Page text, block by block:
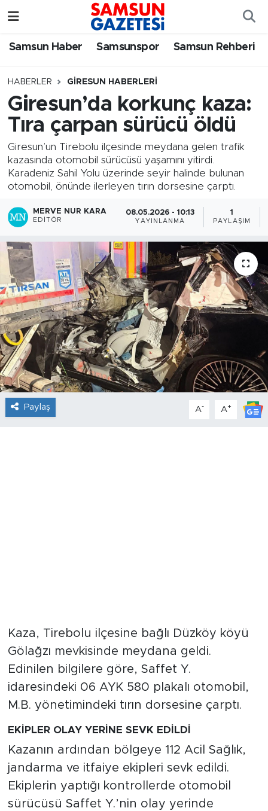
Samsun Haber Samsunspor Samsun Rehberi
HABERLER GIRESUN HABERLERI
Giresun’da korkunç kaza:
Tıra çarpan sürücü öldü
Giresun’un Tirebolu ilçesinde meydana gelen trafik
kazasında otomobil sürücüsü yaşamını yitirdi.
Karadeniz Sahil Yolu üzerinde seyir halinde bulunan
otomobil, önünde ilerleyen tırın dorsesine çarptı.
MERVE NUR KARA
EDITÖR
08.05.2026 - 10:13
YAYINLANMA
1
PAYLAŞIM
Paylaş A- A+
Kaza, Tirebolu ilçesine bağlı Düzköy köyü
Gölağzı mevkisinde meydana geldi.
Edinilen bilgilere göre, Saffet Y.
idaresindeki 06 AYK 580 plakalı otomobil,
M.B. yönetimindeki tırın dorsesine çarptı.
EKİPLER OLAY YERİNE SEVK EDİLDİ
Kazanın ardından bölgeye 112 Acil Sağlık,
jandarma ve itfaiye ekipleri sevk edildi.
Ekiplerin yaptığı kontrollerde otomobil
sürücüsü Saffet Y.’nin olay yerinde
Samsun Haber
Samsunspor
Samsun Rehberi
Resmi İlanlar
Samsun Nöbetçi Eczaneler
Samsun Hava Durumu
SAMSUN Namaz Vakitleri
Samsun Trafik Yoğunluk Haritası
Süper Lig Puan Durumu ve Fikstür
Haber Arşivi